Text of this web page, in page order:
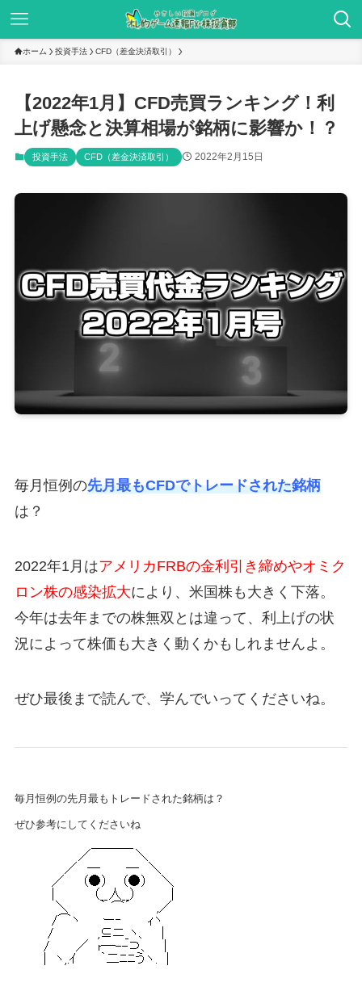
ホーム 投資手法 CFD（差金決済取引）
【2022年1月】CFD売買ランキング！利
上げ懸念と決算相場が銘柄に影響か！？
投資手法 CFD（差金決済取引） 2022年2月15日
毎月恒例の先月最もCFDでトレードされた銘柄
は？
2022年1月はアメリカFRBの金利引き締めやオミク
ロン株の感染拡大により、米国株も大きく下落。
今年は去年までの株無双とは違って、利上げの状
況によって株価も大きく動くかもしれませんよ。
ぜひ最後まで読んで、学んでいってくださいね。
毎月恒例の先月最もトレードされた銘柄は？
ぜひ参考にしてくださいね